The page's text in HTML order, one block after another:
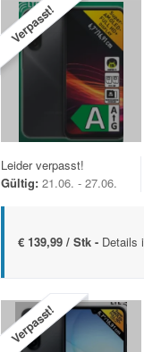
Verpasst!
Leider verpasst!
Gültig: 21.06. - 27.06.
€ 139,99 / Stk - Details
Verpasst!